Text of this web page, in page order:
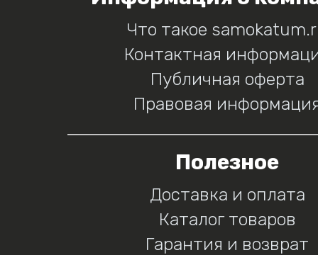
Что такое
Контактная
Публичная оферта
Правовая
Полезное
Доставка и оплата
Каталог товаров
Гарантия и возврат